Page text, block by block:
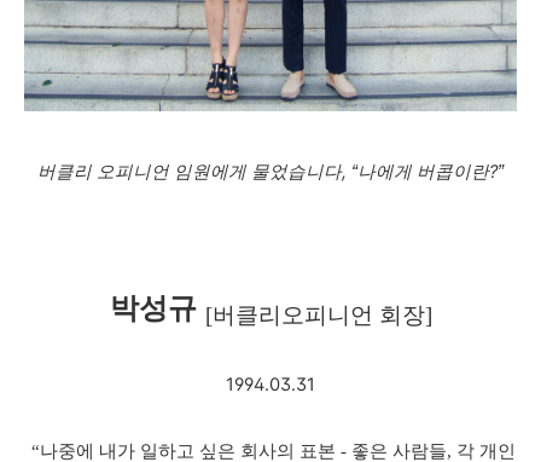
버클리 오피니언 임원에게 물었습니다, “나에게 버콥이란?”
박성규 [버클리오피니언 회장]
1994.03.31
“나중에 내가 일하고 싶은 회사의 표본 - 좋은 사람들, 각 개인